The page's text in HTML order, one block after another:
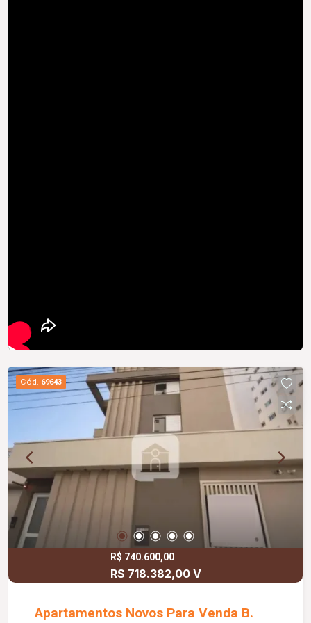
Cód. 69643
R$ 740.600,00
R$ 718.382,00 V
Apartamentos Novos Para Venda B.